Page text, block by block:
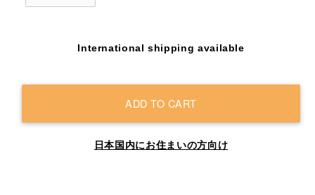
International shipping available
ADD TO CART
日本国内にお住まいの方向け